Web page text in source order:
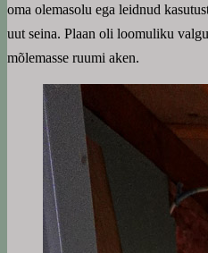
oma olemasolu ega leidnud
uut seina. Plaan oli loomuliku
mõlemasse ruumi aken.